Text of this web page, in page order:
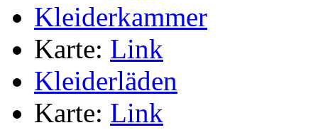
Kleiderkammer
Karte: Link
Kleiderläden
Karte: Link